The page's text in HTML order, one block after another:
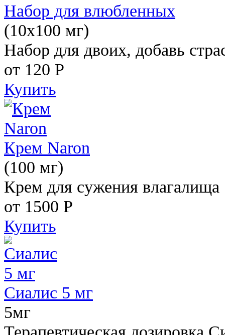
Набор для влюбленных
(10х100 мг)
Набор для двоих, добавь
от 120 Р
Купить
Крем Naron
(100 мг)
Крем для сужения влагалища
от 1500 Р
Купить
Сиалис 5 мг
5мг